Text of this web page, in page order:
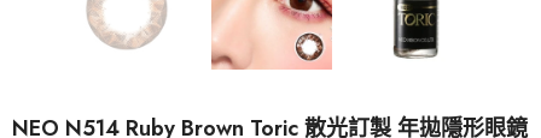
NEO N514 Ruby Brown Toric 散光訂製 年拋隱形眼鏡